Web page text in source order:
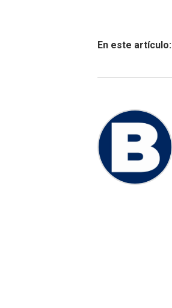
En este artículo: